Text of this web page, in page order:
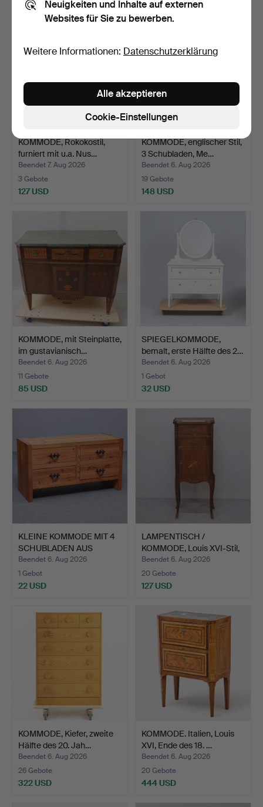
KOMMODE, Rokokostil,
furniert mit u.a. Nus…
Beendet 7. Aug 2026
3 Gebote
127 USD
KOMMODE, englischer Stil,
3 Schubladen, Me…
Beendet 6. Aug 2026
19 Gebote
148 USD
KOMMODE, mit Steinplatte,
im gustavianisch…
Beendet 6. Aug 2026
11 Gebote
85 USD
SPIEGELKOMMODE,
bemalt, erste Hälfte des 2…
Beendet 6. Aug 2026
1 Gebot
32 USD
KLEINE KOMMODE MIT 4
SCHUBLADEN AUS
KIEFER…
Beendet 6. Aug 2026
1 Gebot
22 USD
LAMPENTISCH /
KOMMODE, Louis XVI-Stil,
20.…
Beendet 6. Aug 2026
20 Gebote
127 USD
KOMMODE, Kiefer, zweite
Hälfte des 20. Jah…
Beendet 6. Aug 2026
26 Gebote
322 USD
KOMMODE. Italien, Louis
XVI, Ende des 18. …
Beendet 6. Aug 2026
20 Gebote
444 USD
Neuigkeiten und Inhalte auf externen
Websites für Sie zu bewerben.
Weitere Informationen: Datenschutzerklärung
Cookie-Einstellungen
Alle akzeptieren